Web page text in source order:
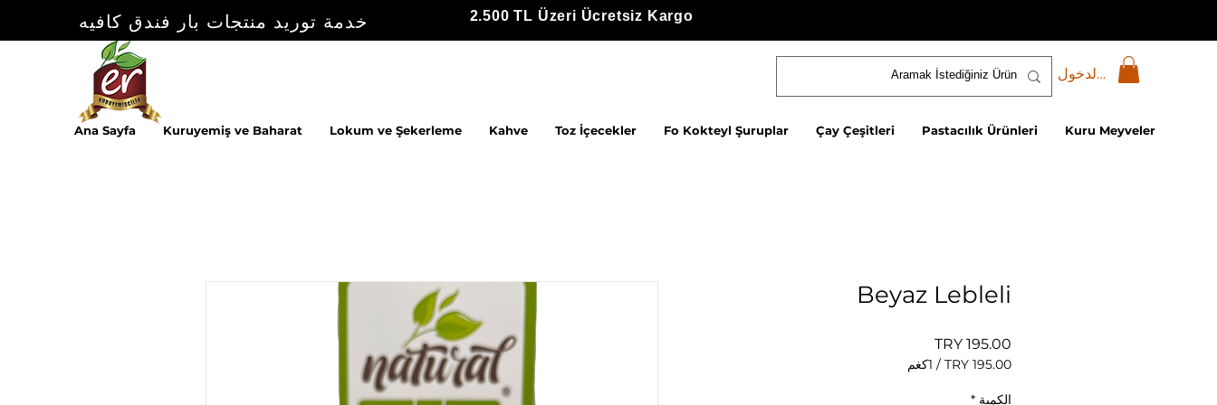
خدمة توريد منتجات بار فندق كافيه 2.500 TL Üzeri Ücretsiz Kargo
تسجيل الدخول
Ana Sayfa Kuruyemiş ve Baharat Lokum ve Şekerleme Kahve Toz İçecekler Fo Kokteyl Şuruplar Çay Çeşitleri Pastacılık Ürünleri Kuru Meyveler
Beyaz Lebleli
السعر
/ 1كغم
لكل
الكمية *